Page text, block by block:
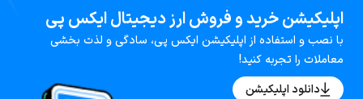
اپلیکیشن خرید و فروش ارز دیجیتال ایکس پی
با نصب و استفاده از اپلیکیشن ایکس پی، سادگی و لذت بخشی
معاملات را تجربه کنید!
دانلود اپلیکیشن